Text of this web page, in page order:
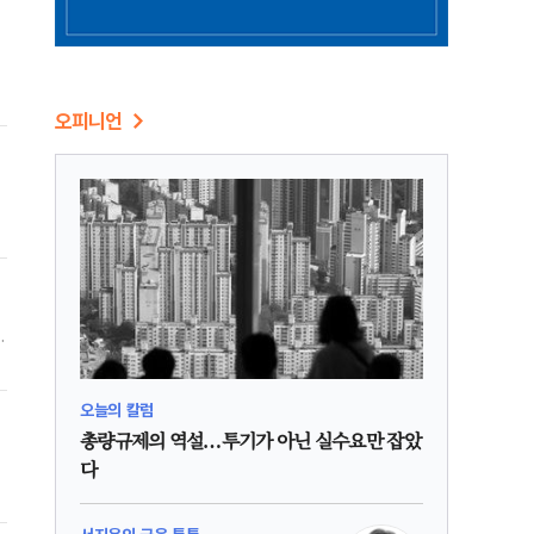
오피니언
오늘의 칼럼
총량규제의 역설…투기가 아닌 실수요만 잡았
다